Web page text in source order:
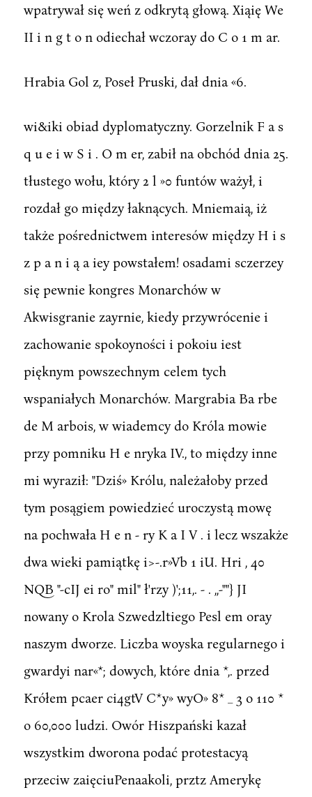
wpatrywał się weń z odkrytą głową. Xiąię We
II i n g t o n odiechał wczoray do C o 1 m ar.
Hrabia Gol z, Poseł Pruski, dał dnia «6.
wi&iki obiad dyplomatyczny. Gorzelnik F a s
q u e i w S i . O m er, zabił na obchód dnia 25.
tłustego wołu, który 2 l »0 funtów ważył, i
rozdał go między łaknących. Mniemaią, iż
także pośrednictwem interesów między H i s
z p a n i ą a iey powstałem! osadami sczerzey
się pewnie kongres Monarchów w
Akwisgranie zayrnie, kiedy przywrócenie i
zachowanie spokoyności i pokoiu iest
pięknym powszechnym celem tych
wspaniałych Monarchów. Margrabia Ba rbe
de M arbois, w wiademcy do Króla mowie
przy pomniku H e nryka IV., to między inne
mi wyraził: "Dziś» Królu, należałoby przed
tym posągiem powiedzieć uroczystą mowę
na pochwała H e n - ry K a I V . i lecz wszakże
dwa wieki pamiątkę i>-.r»Vb 1 iU. Hri , 40
NQB "-cIJ ei ro" mil" ł'rzy )';11,. - . ,,-""} JI
nowany o Krola Szwedzltiego Pesl em oray
naszym dworze. Liczba woyska regularnego i
gwardyi nar«*; dowych, które dnia *,. przed
Krółem pcaer ci4gtV C*y» wyO» 8* _ 3 o 110 *
o 60,000 ludzi. Owór Hiszpański kazał
wszystkim dworona podać protestacyą
przeciw zaięciuPenaakoli, prztz Amerykę